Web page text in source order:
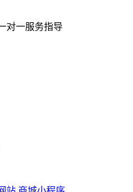
对一服务指导